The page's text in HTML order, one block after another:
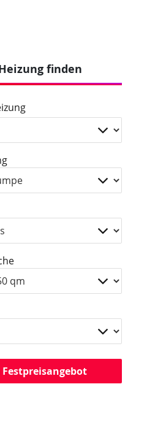
finden
Festpreisangebot